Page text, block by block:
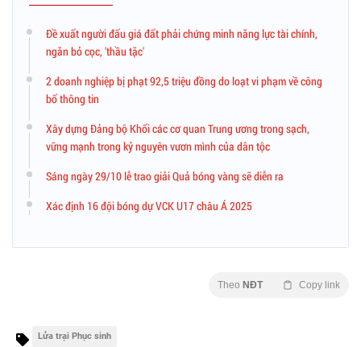
Đề xuất người đấu giá đất phải chứng minh năng lực tài chính,
ngăn bỏ cọc, 'thầu tặc'
2 doanh nghiệp bị phạt 92,5 triệu đồng do loạt vi phạm về công
bố thông tin
Xây dựng Đảng bộ Khối các cơ quan Trung ương trong sạch,
vững mạnh trong kỷ nguyên vươn mình của dân tộc
Sáng ngày 29/10 lễ trao giải Quả bóng vàng sẽ diễn ra
Xác định 16 đội bóng dự VCK U17 châu Á 2025
Theo NĐT Copy link
Lửa trại Phục sinh